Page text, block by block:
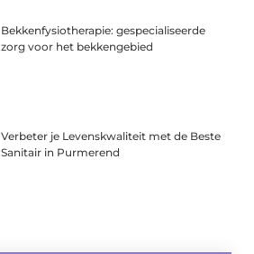
Bekkenfysiotherapie: gespecialiseerde
zorg voor het bekkengebied
Verbeter je Levenskwaliteit met de Beste
Sanitair in Purmerend